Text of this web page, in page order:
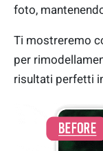
foto,
Ti mostreremo
per
risultati perfetti